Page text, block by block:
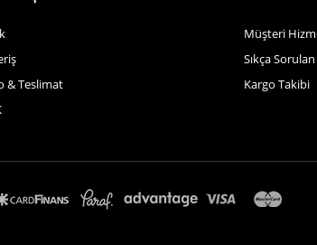
& Teslimat
Müşteri
Sıkça
Kargo Takibi